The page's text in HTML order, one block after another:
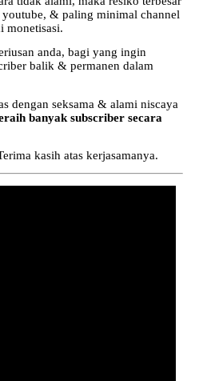
& paling minimal channel
monetisasi.
anda, bagi yang ingin
balik & permanen dalam
dengan seksama & alami niscaya
banyak subscriber secara
kasih atas kerjasamanya.